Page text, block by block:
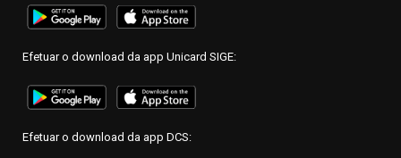
Efetuar o download da app Unicard SIGE:
Efetuar o download da app DCS: